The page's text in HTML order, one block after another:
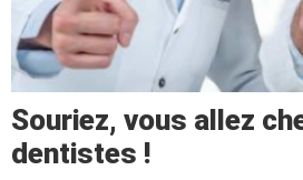
Souriez, vous allez
dentistes !